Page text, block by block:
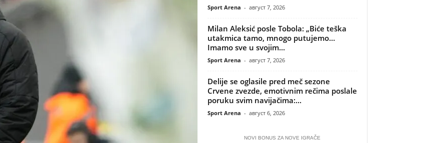
Sport Arena - август 7, 2026
Milan Aleksić posle Tobola: „Biće teška
utakmica tamo, mnogo putujemo…
Imamo sve u svojim...
Sport Arena - август 7, 2026
Delije se oglasile pred meč sezone
Crvene zvezde, emotivnim rečima poslale
poruku svim navijačima:...
Sport Arena - август 6, 2026
NOVI BONUS ZA NOVE IGRAČE